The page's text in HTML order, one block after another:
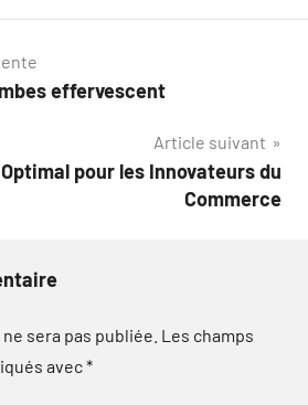
effervescent
Article suivant
pour les Innovateurs du
Commerce
sera pas publiée. Les champs
avec*